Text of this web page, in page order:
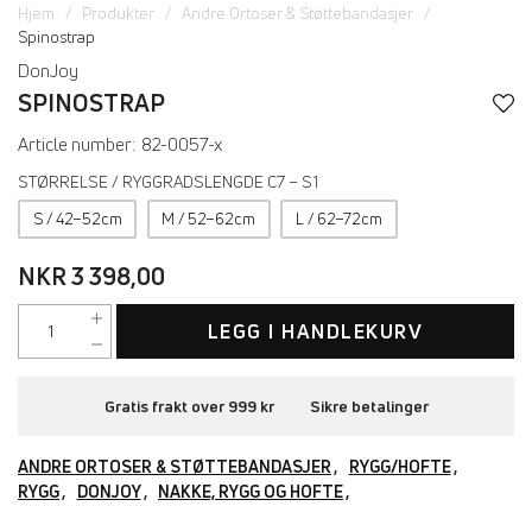
Hjem Produkter
Andre Ortoser & Støttebandasjer
Spinostrap
DonJoy
SPINOSTRAP
Article number: 82-0057-x
STØRRELSE / RYGGRADSLENGDE C7 – S1
S / 42–52cm M / 52–62cm L / 62–72cm
NKR 3 398,00
LEGG I HANDLEKURV
Gratis frakt over 999 kr Sikre betalinger
ANDRE ORTOSER & STØTTEBANDASJER
RYGG/HOFTE
RYGG
DONJOY
NAKKE, RYGG OG HOFTE